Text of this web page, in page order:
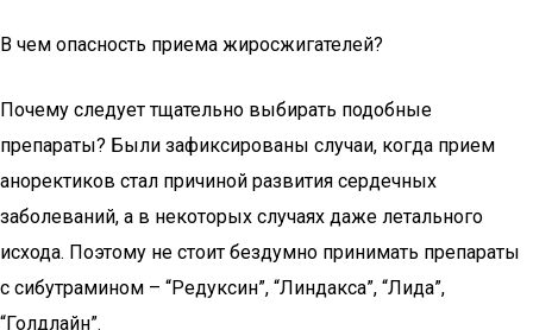
В чем опасность приема жиросжигателей?
Почему следует тщательно выбирать подобные
препараты? Были зафиксированы случаи, когда прием
аноректиков стал причиной развития сердечных
заболеваний, а в некоторых случаях даже летального
исхода. Поэтому не стоит бездумно принимать препараты
с сибутрамином – “Редуксин”, “Линдакса”, “Лида”,
“Голдлайн”.